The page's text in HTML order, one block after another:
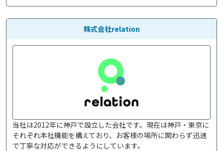
株式会社relation
当社は2012年に神戸で設立した会社です。現在は神戸・東京に
それぞれ本社機能を構えており、お客様の場所に関わらず迅速
で丁寧な対応ができるようにしています。